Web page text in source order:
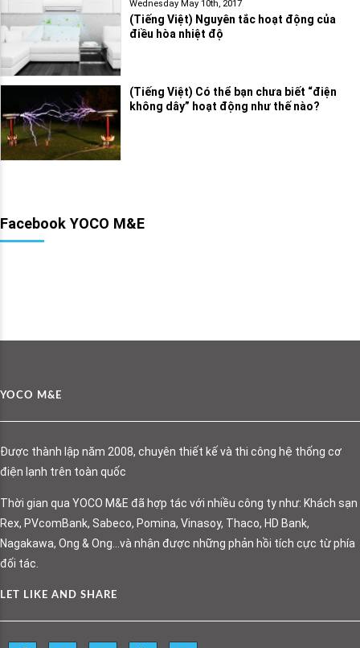
Wednesday May 10th, 2017
(Tiếng Việt) Nguyên tắc hoạt động của
điều hòa nhiệt độ
(Tiếng Việt) Có thể bạn chưa biết “điện
không dây” hoạt động như thế nào?
Facebook YOCO M&E
YOCO M&E
Được thành lập năm 2008, chuyên thiết kế và thi công hệ thống cơ
điện lạnh trên toàn quốc
Thời gian qua YOCO M&E đã hợp tác với nhiều công ty như: Khách sạn
Rex, PVcomBank, Sabeco, Pomina, Vinasoy, Thaco, HD Bank,
Nagakawa, Ong & Ong…và nhận được những phản hồi tích cực từ phía
đối tác.
LET LIKE AND SHARE